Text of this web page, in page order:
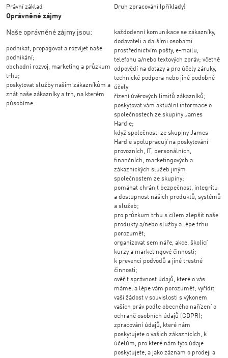
Právní základ Druh zpracování (příklady)
Oprávněné zájmy
Naše oprávněné zájmy jsou:
podnikat, propagovat a rozvíjet naše
podnikání;
obchodní rozvoj, marketing a průzkum
trhu;
poskytovat služby našim zákazníkům a
znát naše zákazníky a trh, na kterém
působíme.
každodenní komunikace se zákazníky,
dodavateli a dalšími osobami
prostřednictvím pošty, e-mailu,
telefonu a/nebo textových zpráv; včetně
odpovědí na dotazy a pro účely záruky,
technické podpora nebo jiné podobné
účely
řízení úvěrových limitů zákazníků;
poskytovat vám aktuální informace o
společnostech ze skupiny James
Hardie;
když společnosti ze skupiny James
Hardie spolupracují na poskytování
provozních, IT, personálních,
finančních, marketingových a
zákaznických služeb jiným
společnostem ze skupiny;
pomáhat chránit bezpečnost, integritu
a dostupnost našich produktů, systémů
a služeb;
pro průzkum trhu s cílem zlepšit naše
produkty a/nebo služby a lépe trhu
porozumět;
organizovat semináře, akce, školicí
kurzy a marketingové činnosti;
k prevenci podvodů a jiné trestné
činnosti;
ověřit správnost údajů, které o vás
máme, a lépe vám porozumět; vyřídit
vaši žádost v souvislosti s výkonem
vašich práv podle obecného nařízení o
ochraně osobních údajů (GDPR);
zpracování údajů, které nám
poskytujete o vašich zákaznících, k
účelům, pro které nám tyto údaje
poskytujete, a jako záznam o prodeji a